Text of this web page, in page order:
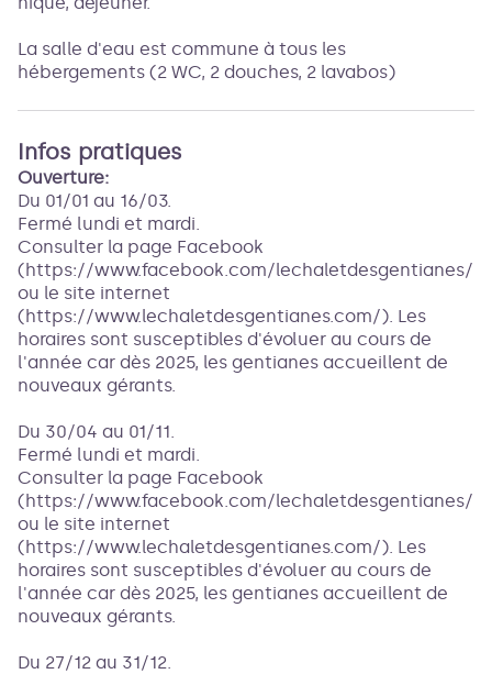
La salle d'eau est commune à tous les
hébergements (2 WC, 2 douches, 2 lavabos)
Infos pratiques
Ouverture:
Du 01/01 au 16/03.
Fermé lundi et mardi.
Consulter la page Facebook
(https://www.facebook.com/lechaletdesgentianes/)
ou le site internet
(https://www.lechaletdesgentianes.com/). Les
horaires sont susceptibles d'évoluer au cours de
l'année car dès 2025, les gentianes accueillent de
nouveaux gérants.
Du 30/04 au 01/11.
Fermé lundi et mardi.
Consulter la page Facebook
(https://www.facebook.com/lechaletdesgentianes/)
ou le site internet
(https://www.lechaletdesgentianes.com/). Les
horaires sont susceptibles d'évoluer au cours de
l'année car dès 2025, les gentianes accueillent de
nouveaux gérants.
Du 27/12 au 31/12.